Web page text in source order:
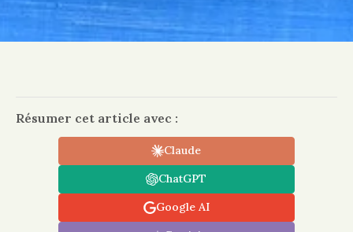
Résumer cet article avec :
Claude
ChatGPT
Google AI